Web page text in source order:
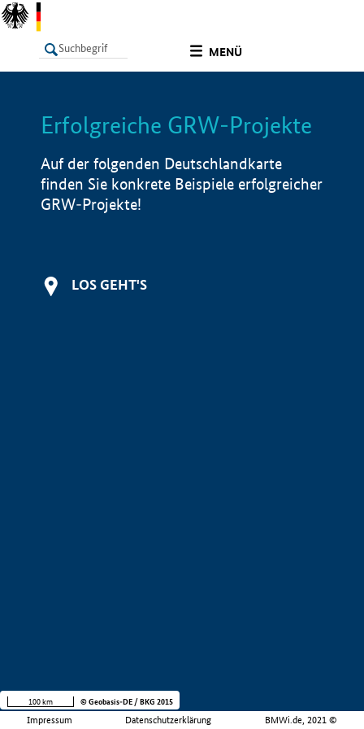
MENÜ
LISTE Info
Erfolgreiche GRW-Projekte
Auf der folgenden Deutschlandkarte
finden Sie konkrete Beispiele erfolgreicher
GRW-Projekte!
LOS GEHT'S
Impressum Datenschutzerklärung BMWi.de, 2021 ©
100 km © Geobasis-DE / BKG 2015